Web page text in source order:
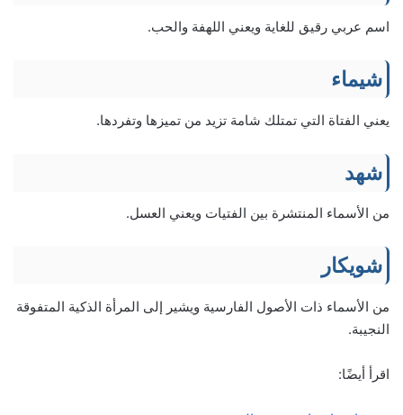
اسم عربي رقيق للغاية ويعني اللهفة والحب.
شيماء
يعني الفتاة التي تمتلك شامة تزيد من تميزها وتفردها.
شهد
من الأسماء المنتشرة بين الفتيات ويعني العسل.
شويكار
من الأسماء ذات الأصول الفارسية ويشير إلى المرأة الذكية المتفوقة
النجيبة.
اقرأ أيضًا: